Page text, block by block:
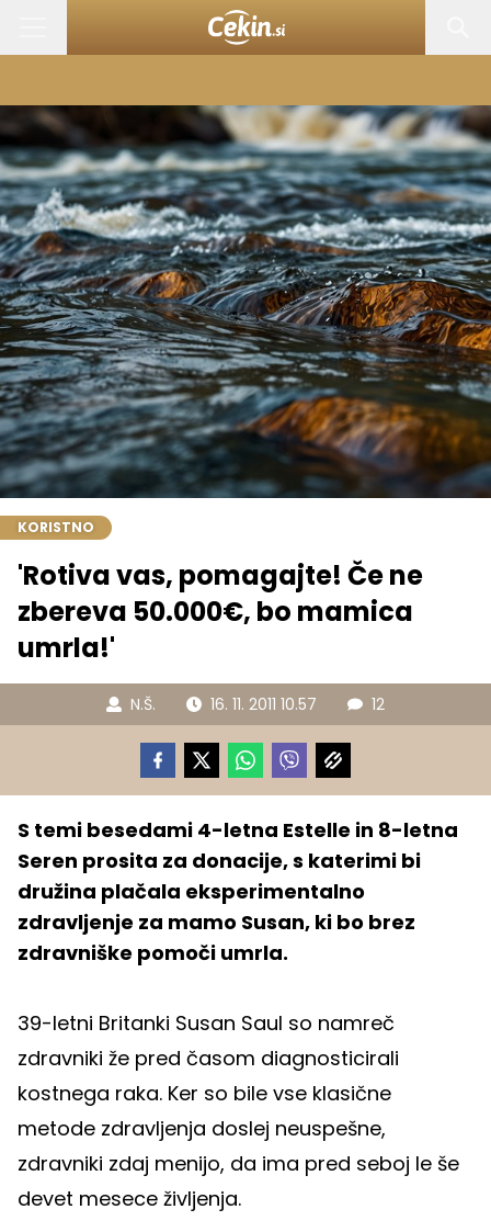
KORISTNO
'Rotiva vas, pomagajte! Če ne
zbereva 50.000€, bo mamica
umrla!'
N.Š. 16. 11. 2011 10.57 12
S temi besedami 4-letna Estelle in 8-letna
Seren prosita za donacije, s katerimi bi
družina plačala eksperimentalno
zdravljenje za mamo Susan, ki bo brez
zdravniške pomoči umrla.
39-letni Britanki Susan Saul so namreč
zdravniki že pred časom diagnosticirali
kostnega raka. Ker so bile vse klasične
metode zdravljenja doslej neuspešne,
zdravniki zdaj menijo, da ima pred seboj le še
devet mesece življenja.